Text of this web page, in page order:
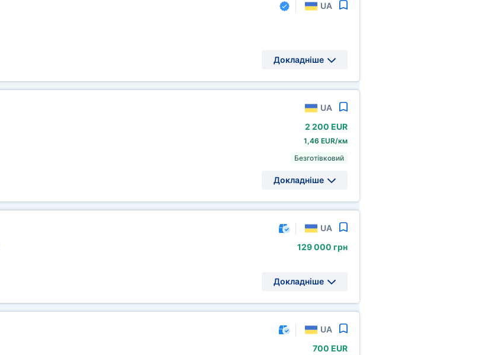
UA
Докладніше
UA
2 200 EUR
1,46 EUR/км
Безготівковий
Докладніше
UA
129 000 грн
Докладніше
UA
700 EUR